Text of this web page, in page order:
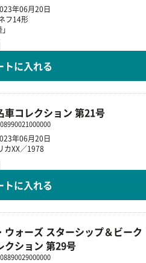
年06月20日
フ14形
トに入れる
車コレクション 第21号
年06月20日
カXX／1978
トに入れる
ウォーズ スターシップ＆ビーク
クション 第29号